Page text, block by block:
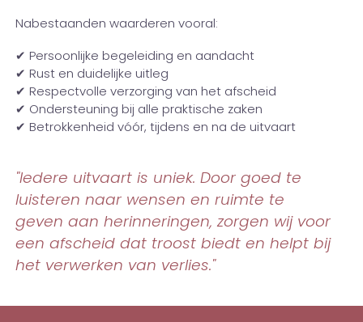
Nabestaanden waarderen vooral:
✔ Persoonlijke begeleiding en aandacht
✔ Rust en duidelijke uitleg
✔ Respectvolle verzorging van het afscheid
✔ Ondersteuning bij alle praktische zaken
✔ Betrokkenheid vóór, tijdens en na de uitvaart
"Iedere uitvaart is uniek. Door goed te
luisteren naar wensen en ruimte te
geven aan herinneringen, zorgen wij voor
een afscheid dat troost biedt en helpt bij
het verwerken van verlies."